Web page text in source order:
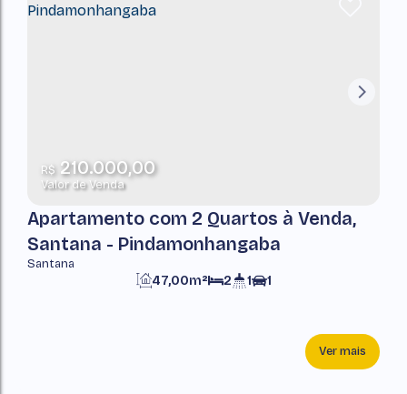
R$210.000,00
Valor de Venda
Apartamento com 2 Quartos à Venda,
Santana - Pindamonhangaba
Santana
2 1 1
47,00m²
Ver mais